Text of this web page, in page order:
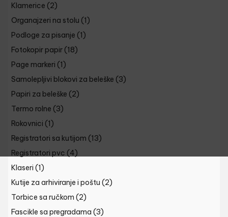
Klamerice (2)
Organajzeri na stolu (1)
Podloge za pisanje (1)
Fotokopir papir (18)
Page markeri (1)
Samolepljivi blokovi za beleške (3)
Papiri za beleške (2)
Termo rolne (3)
Rokovnici (1)
Registratori sa kutijom (13)
Registratori pvc (4)
Klaseri (1)
Kutije za arhiviranje i poštu (2)
Torbice sa ručkom (2)
Fascikle sa pregradama (3)